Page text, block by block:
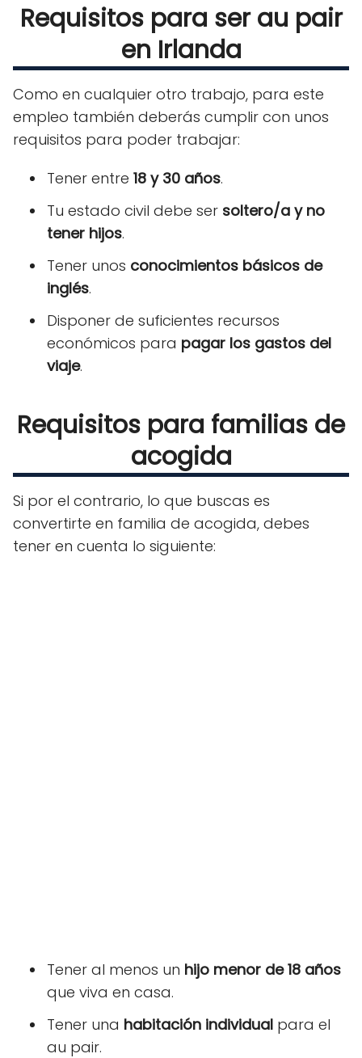
Requisitos para ser au pair
en Irlanda
Como en cualquier otro trabajo, para este
empleo también deberás cumplir con unos
requisitos para poder trabajar:
Tener entre 18 y 30 años.
Tu estado civil debe ser soltero/a y no
tener hijos.
Tener unos conocimientos básicos de
inglés.
Disponer de suficientes recursos
económicos para pagar los gastos del
viaje.
Requisitos para familias de
acogida
Si por el contrario, lo que buscas es
convertirte en familia de acogida, debes
tener en cuenta lo siguiente:
Tener al menos un hijo menor de 18 años
que viva en casa.
Tener una habitación individual para el
au pair.